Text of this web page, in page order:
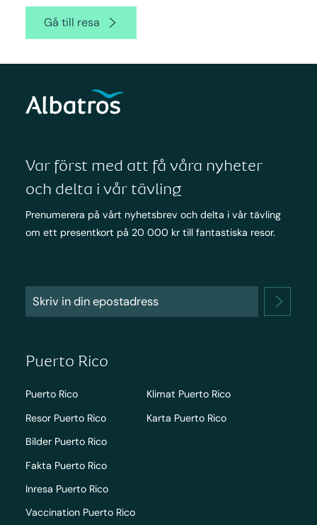
Gå till resa
Var först med att få våra nyheter
och delta i vår tävling
Prenumerera på vårt nyhetsbrev och delta i vår tävling
om ett presentkort på 20 000 kr till fantastiska resor.
Puerto Rico
Puerto Rico
Resor Puerto Rico
Bilder Puerto Rico
Fakta Puerto Rico
Inresa Puerto Rico
Vaccination Puerto Rico
Klimat Puerto Rico
Karta Puerto Rico